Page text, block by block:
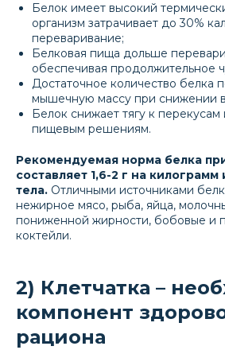
Белок имеет высокий
организм затрачивает до 30%
переваривание;
Белковая пища дольше
обеспечивая продолжительное
Достаточное количество белка
мышечную массу при снижении
Белок снижает тягу к
пищевым решениям.
Рекомендуемая норма белка
составляет 1,6-2 г на
тела. Отличными источниками
нежирное мясо, рыба, яйца,
пониженной жирности, бобовые и
коктейли.
2) Клетчатка –
компонент
рациона